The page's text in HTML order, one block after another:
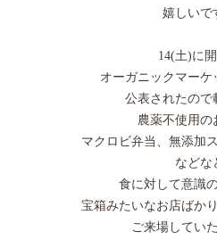
嬉しいで
14(土)に
オーガニックマーケ
公表されたので
農薬不使用の
マクロビ弁当、無添加
などな
食に対して意識
宝箱みたいなお店ばか
ご来場してい